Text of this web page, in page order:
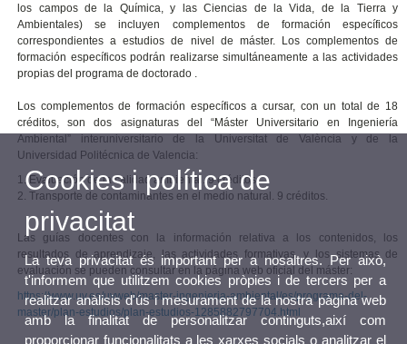
los campos de la Química, y las Ciencias de la Vida, de la Tierra y
Ambientales) se incluyen complementos de formación específicos
correspondientes a estudios de nivel de máster. Los complementos de
formación específicos podrán realizarse simultáneamente a las actividades
propias del programa de doctorado .
Los complementos de formación específicos a cursar, con un total de 18
créditos, son dos asignaturas del “Máster Universitario en Ingeniería
Ambiental” interuniversitario de la Universitat de València y de la
Universidad Politécnica de Valencia:
1. Evaluación de la calidad ambiental. 9 créditos.
2. Transporte de contaminantes en el medio natural. 9 créditos.
Las guías docentes con la información relativa a los contenidos, los
resultados de aprendizaje, las actividades formativas, y los sistemas de
evaluación se pueden consultar en la página web oficial del máster:
https://www.uv.es/uvweb/master-ingenieria-ambiental/es/programa-del-
master/plan-estudios/plan-estudios-1285882797704.html
Cookies i política de
privacitat
La teva privacitat és important per a nosaltres. Per això,
t'informem que utilitzem cookies pròpies i de tercers per a
realitzar anàlisis d'ús i mesurament de la nostra pàgina web
amb la finalitat de personalitzar continguts,així com
proporcionar funcionalitats a les xarxes socials o analitzar el